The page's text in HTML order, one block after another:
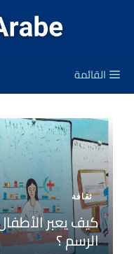
القائمة
ثقافة
كيف يعبر
الرسم ؟